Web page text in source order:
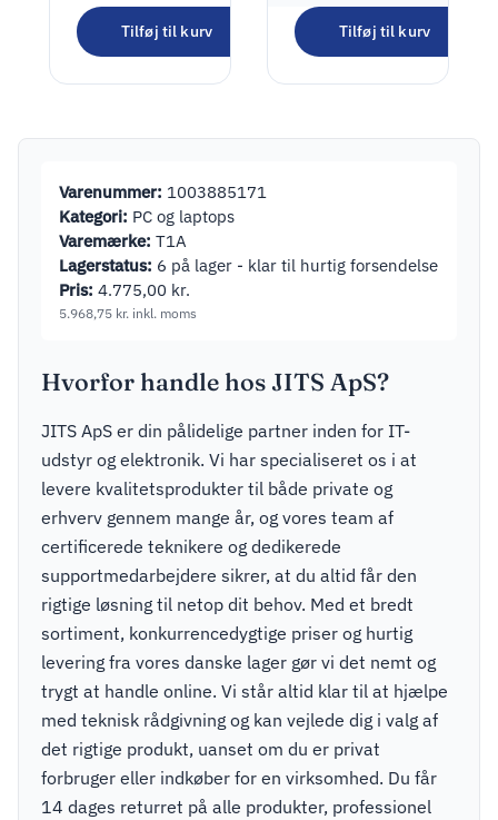
Lenovo
ThinkPad T14
G2 14″ i5-
1145G7 16GB
3.290,00kr.
4.112,50kr.inkl. moms
Tilføj til kurv Tilføj til kurv
Varenummer: 1003885171
Kategori: PC og laptops
Varemærke: T1A
Lagerstatus: 6 på lager - klar til hurtig forsendelse
Pris: 4.775,00 kr.
5.968,75 kr. inkl. moms
Hvorfor handle hos JITS ApS?
JITS ApS er din pålidelige partner inden for IT-
udstyr og elektronik. Vi har specialiseret os i at
levere kvalitetsprodukter til både private og
erhverv gennem mange år, og vores team af
certificerede teknikere og dedikerede
supportmedarbejdere sikrer, at du altid får den
rigtige løsning til netop dit behov. Med et bredt
sortiment, konkurrencedygtige priser og hurtig
levering fra vores danske lager gør vi det nemt og
trygt at handle online. Vi står altid klar til at hjælpe
med teknisk rådgivning og kan vejlede dig i valg af
det rigtige produkt, uanset om du er privat
forbruger eller indkøber for en virksomhed. Du får
14 dages returret på alle produkter, professionel